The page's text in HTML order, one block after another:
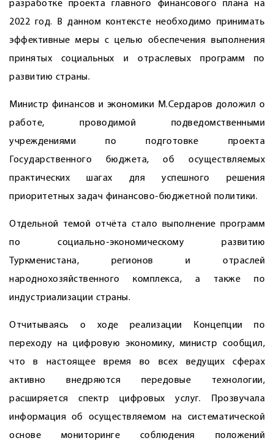
разработке проекта главного финансового плана на
2022 год. В данном контексте необходимо принимать
эффективные меры с целью обеспечения выполнения
принятых социальных и отраслевых программ по
развитию страны.
Министр финансов и экономики М.Сердаров доложил о
работе, проводимой подведомственными
учреждениями по подготовке проекта
Государственного бюджета, об осуществляемых
практических шагах для успешного решения
приоритетных задач финансово-бюджетной политики.
Отдельной темой отчёта стало выполнение программ
по социально-экономическому развитию
Туркменистана, регионов и отраслей
народнохозяйственного комплекса, а также по
индустриализации страны.
Отчитываясь о ходе реализации Концепции по
переходу на цифровую экономику, министр сообщил,
что в настоящее время во всех ведущих сферах
активно внедряются передовые технологии,
расширяется спектр цифровых услуг. Прозвучала
информация об осуществляемом на систематической
основе мониторинге соблюдения положений